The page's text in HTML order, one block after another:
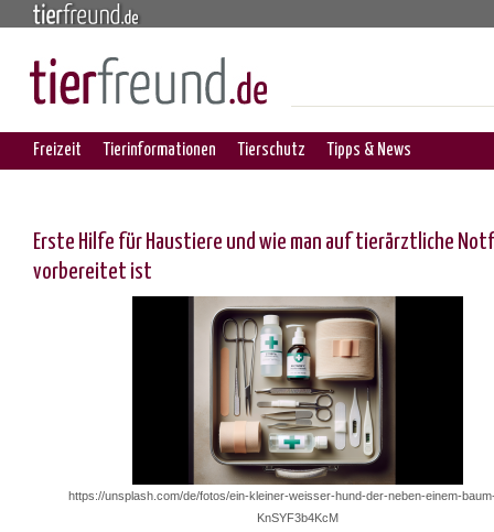
Freizeit Tierinformationen Tierschutz Tipps & News
Erste Hilfe für Haustiere und wie man auf tierärztliche
vorbereitet ist
https://unsplash.com/de/fotos/ein-kleiner-weisser-hund-der-neben-einem-
KnSYF3b4KcM